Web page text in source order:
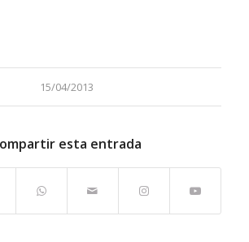
15/04/2013
esta entrada